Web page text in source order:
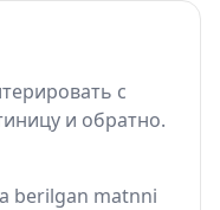
с
и обратно.
berilgan matnni